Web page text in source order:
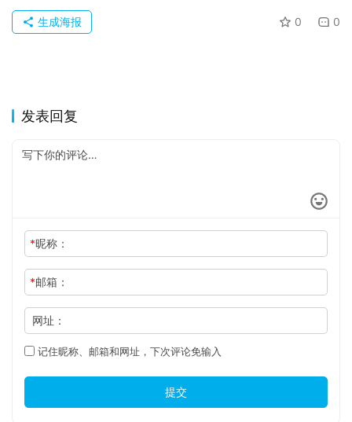
0 0
生成海报
发表回复
*昵称：
*邮箱：
网址：
记住昵称、邮箱和网址，下次评论免输入
提交